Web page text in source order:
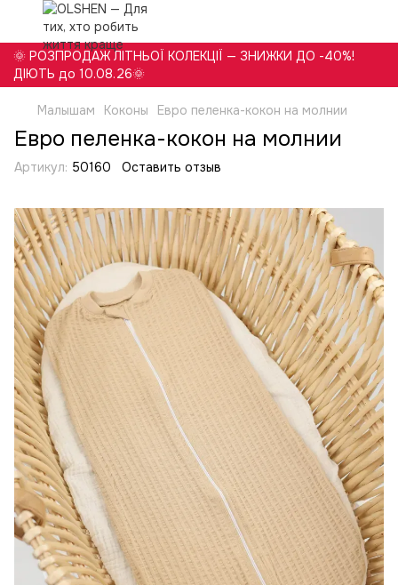
🌞 РОЗПРОДАЖ ЛІТНЬОЇ КОЛЕКЦІЇ — ЗНИЖКИ ДО -40%!
ДІЮТЬ до 10.08.26🌞
Малышам Коконы Евро пеленка-кокон на молнии
Евро пеленка-кокон на молнии
Артикул: 50160 Оставить отзыв